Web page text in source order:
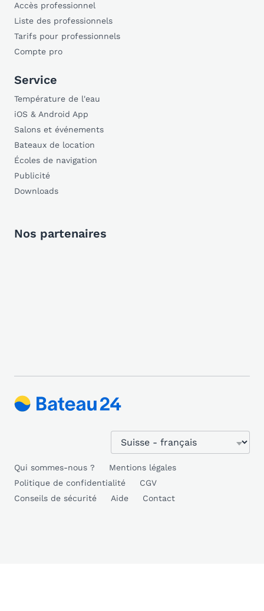
Accès professionnel
Liste des professionnels
Tarifs pour professionnels
Compte pro
Service
Température de l'eau
iOS & Android App
Salons et événements
Bateaux de location
Écoles de navigation
Publicité
Downloads
Nos partenaires
Qui sommes-nous ?
Mentions légales
Politique de confidentialité
CGV
Conseils de sécurité
Aide Contact